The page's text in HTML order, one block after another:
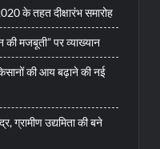
के तहत दीक्षारंभ समारोह
की मजबूती” पर व्याख्यान
की आय बढ़ाने की नई
ग्रामीण उद्यमिता की बने